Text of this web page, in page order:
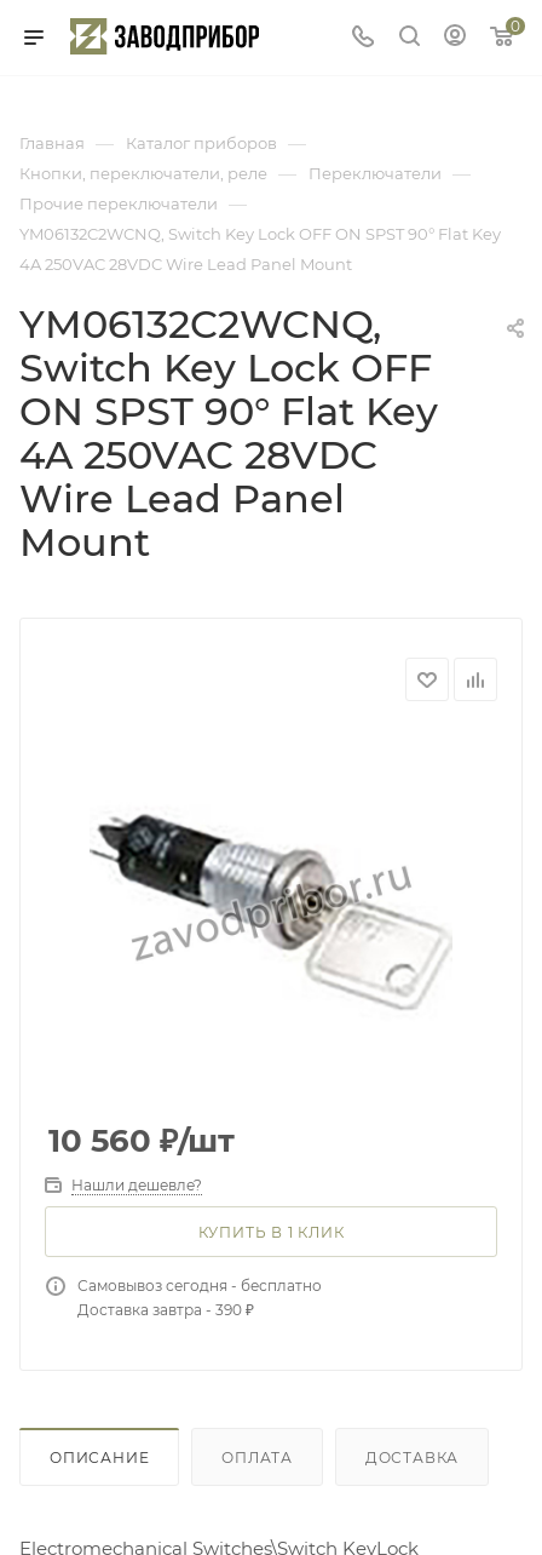
0
Главная — Каталог приборов —
Кнопки, переключатели, реле — Переключатели —
Прочие переключатели —
YM06132C2WCNQ, Switch Key Lock OFF ON SPST 90° Flat Key
4A 250VAC 28VDC Wire Lead Panel Mount
YM06132C2WCNQ,
Switch Key Lock OFF
ON SPST 90° Flat Key
4A 250VAC 28VDC
Wire Lead Panel
Mount
10 560 ₽/шт
Нашли дешевле?
КУПИТЬ В 1 КЛИК
Самовывоз сегодня - бесплатно
Доставка завтра - 390 ₽
ОПИСАНИЕ ОПЛАТА ДОСТАВКА
Electromechanical Switches\Switch KeyLock